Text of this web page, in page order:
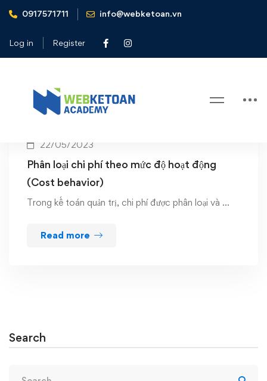
0917571711 info@webketoan.vn
Log in Register
Home semi-fixed
Tag: semi-fixed
22/05/2023
Phân loại chi phí theo mức độ hoạt động
(Cost behavior)
Trong kế toán quản trị, chi phí được phân loại và …
Read more
Search